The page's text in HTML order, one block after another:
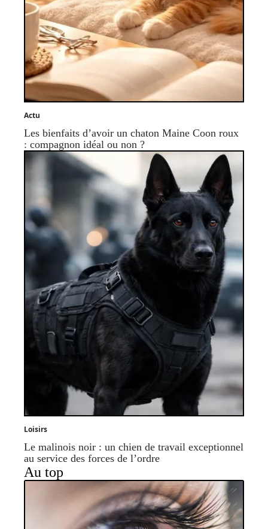
Actu
Les bienfaits d’avoir un chaton Maine Coon roux
: compagnon idéal ou non ?
Loisirs
Le malinois noir : un chien de travail exceptionnel
au service des forces de l’ordre
Au top